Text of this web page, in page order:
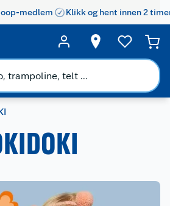
medlem Klikk og hent innen 2